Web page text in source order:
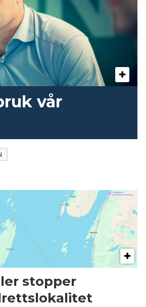
vår
stopper